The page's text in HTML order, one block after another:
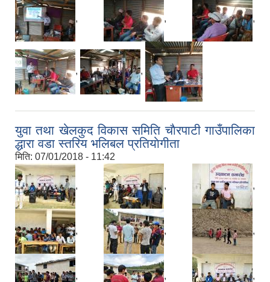
, , ,
, ,
युवा तथा खेलकुद विकास समिति चाैरपाटी गाउँपालिका
द्धारा वडा स्तरिय भलिबल प्रतियाेगीता
मिति: 07/01/2018 - 11:42
, , ,
, , ,
, , ,